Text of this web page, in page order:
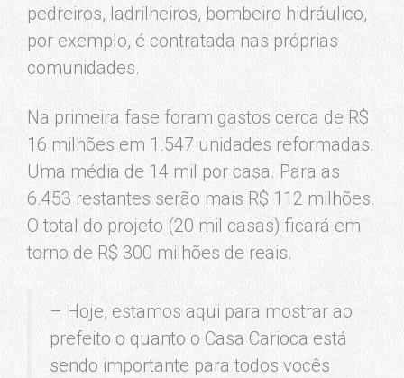
pedreiros, ladrilheiros, bombeiro hidráulico,
por exemplo, é contratada nas próprias
comunidades.
Na primeira fase foram gastos cerca de R$
16 milhões em 1.547 unidades reformadas.
Uma média de 14 mil por casa. Para as
6.453 restantes serão mais R$ 112 milhões.
O total do projeto (20 mil casas) ficará em
torno de R$ 300 milhões de reais.
– Hoje, estamos aqui para mostrar ao
prefeito o quanto o Casa Carioca está
sendo importante para todos vocês